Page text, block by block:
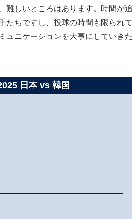
難しいところはあります。時間が追
たちですし、投球の時間も限られて
ュニケーションを大事にしていきた
日本 vs 韓国